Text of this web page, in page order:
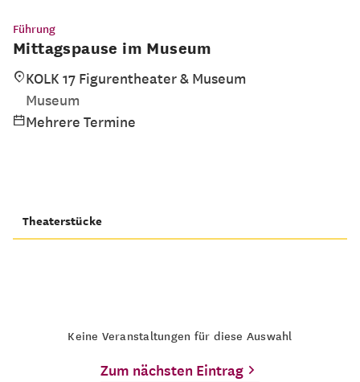
Führung
Mittagspause im Museum
KOLK 17 Figurentheater & Museum
Museum
Mehrere Termine
Theaterstücke
Keine Veranstaltungen für diese Auswahl
Zum nächsten Eintrag